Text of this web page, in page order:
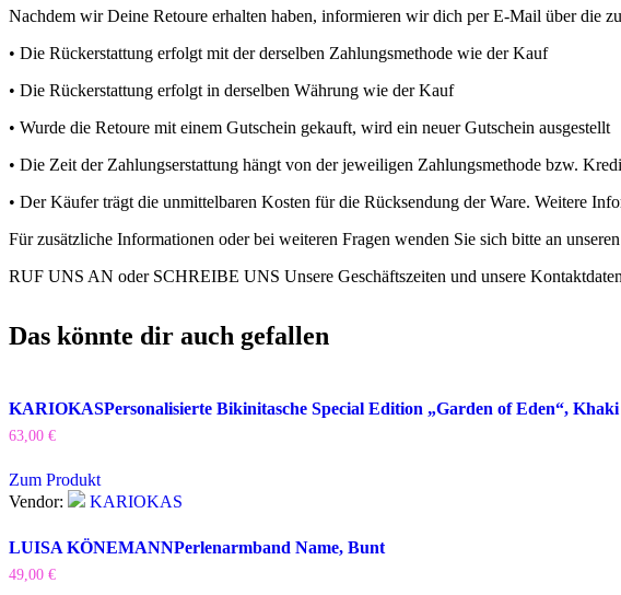
Nachdem wir Deine Retoure erhalten haben, informieren wir dich per E-Mail über die
• Die Rückerstattung erfolgt mit der derselben Zahlungsmethode wie der Kauf
• Die Rückerstattung erfolgt in derselben Währung wie der Kauf
• Wurde die Retoure mit einem Gutschein gekauft, wird ein neuer Gutschein ausgestellt
• Die Zeit der Zahlungserstattung hängt von der jeweiligen Zahlungsmethode bzw.
• Der Käufer trägt die unmittelbaren Kosten für die Rücksendung der Ware. Weitere
Für zusätzliche Informationen oder bei weiteren Fragen wenden Sie sich bitte an
RUF UNS AN oder SCHREIBE UNS Unsere Geschäftszeiten und unsere
Das könnte dir auch gefallen
KARIOKASPersonalisierte Bikinitasche Special Edition „Garden of Eden“, Khaki
63,00 €
Zum Produkt
Vendor:
KARIOKAS
LUISA KÖNEMANNPerlenarmband Name, Bunt
49,00 €